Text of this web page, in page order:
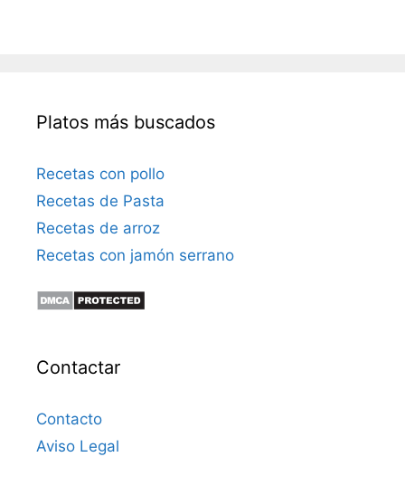
Platos más buscados
Recetas con pollo
Recetas de Pasta
Recetas de arroz
Recetas con jamón serrano
Contactar
Contacto
Aviso Legal